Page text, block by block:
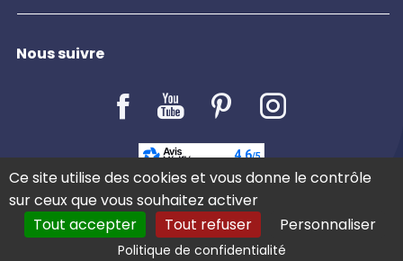
COMMANDER
Nous suivre
LE BLOG
Ce site utilise des cookies et vous donne le contrôle
sur ceux que vous souhaitez activer
Tout accepter
Tout refuser Personnaliser
Politique de confidentialité